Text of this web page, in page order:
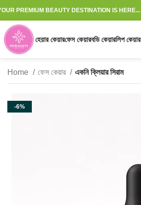
PREMIUM BEAUTY DESTINATION IS HERE...
হেয়ার কেয়ারফেস কেয়ারবডি কেয়ারলিপ কেয়ার
Home ফেস কেয়ার একনি ক্লিয়ার সিরাম
-6%